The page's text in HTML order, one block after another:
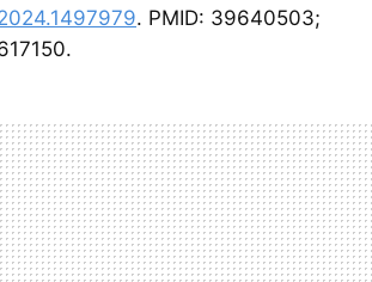
. PMID: 39640503;